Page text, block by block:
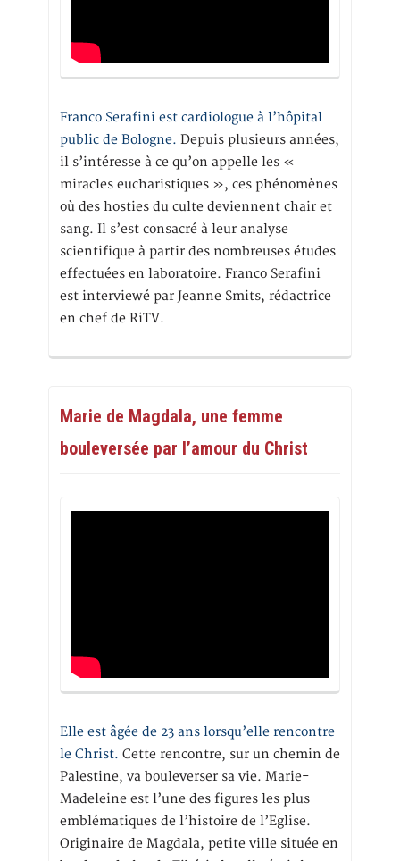
Franco Serafini est cardiologue à l’hôpital
public de Bologne. Depuis plusieurs années,
il s’intéresse à ce qu’on appelle les «
miracles eucharistiques », ces phénomènes
où des hosties du culte deviennent chair et
sang. Il s’est consacré à leur analyse
scientifique à partir des nombreuses études
effectuées en laboratoire. Franco Serafini
est interviewé par Jeanne Smits, rédactrice
en chef de RiTV.
Marie de Magdala, une femme
bouleversée par l’amour du Christ
Elle est âgée de 23 ans lorsqu’elle rencontre
le Christ. Cette rencontre, sur un chemin de
Palestine, va bouleverser sa vie. Marie-
Madeleine est l’une des figures les plus
emblématiques de l’histoire de l’Eglise.
Originaire de Magdala, petite ville située en